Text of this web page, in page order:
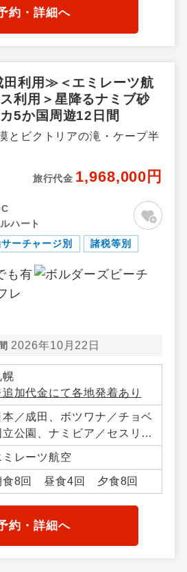
約・詳細へ
利用≫＜エミレーツ航
利用＞星降るナミブ砂
5か国周遊12日間
とビクトリアの滝・ケープ半
旅行代金 1,968,000円
ハート
ーチャージ別 諸税等別
2026年10月22日
幌
加代金にて各地発着あり
本／成田、ボツワナ／チョベ
立公園、ナミビア／セスリエ
・ウィントフック・ワルビス
イ、南アフリカ／ケープタウ
・プレトリア、ザンビア／リ
ミレーツ航空
食8回 昼食4回 夕食8回
約・詳細へ